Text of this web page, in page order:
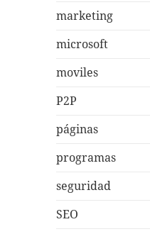
marketing
microsoft
moviles
P2P
páginas
programas
seguridad
SEO